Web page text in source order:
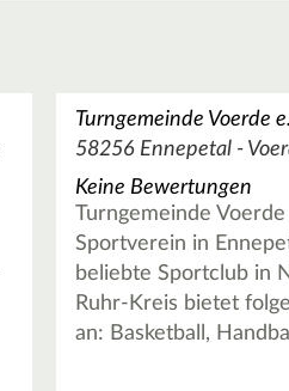
Turngemeinde Voerde
58256 Ennepetal -
Keine Bewertungen
Turngemeinde
Sportverein in
beliebte Sportclub in
Ruhr-Kreis bietet
an: Basketball,